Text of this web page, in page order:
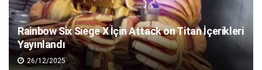
Rainbow Six Siege X İçin Attack on Titan İçerikleri
Yayınlandı
26/12/2025